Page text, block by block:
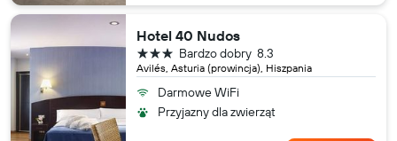
Hotel 40 Nudos
Avilés, Asturia (prowincja), Hiszpania
8.3
Bardzo dobry
3 gwiazdki
Darmowe WiFi
Przyjazny dla zwierząt